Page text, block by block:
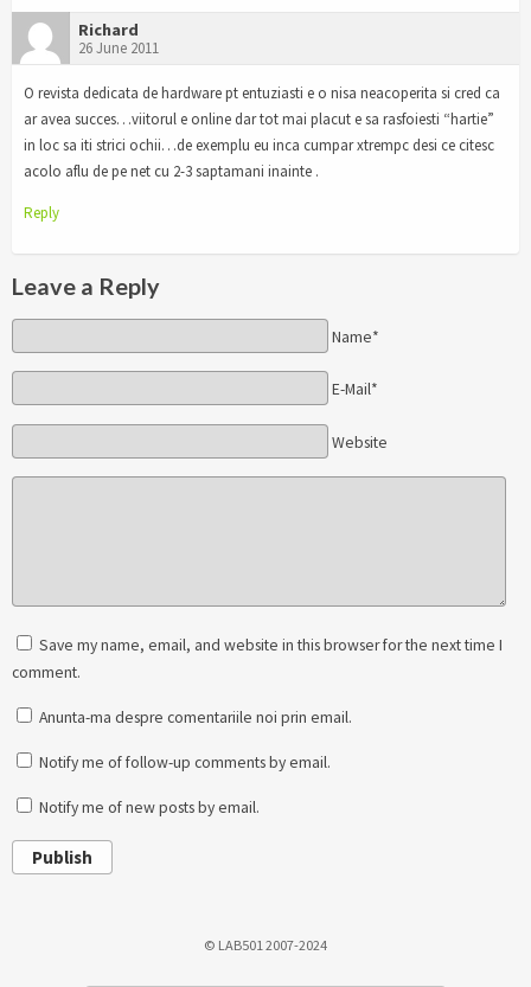
Richard
26 June 2011
O revista dedicata de hardware pt entuziasti e o nisa neacoperita si cred ca
ar avea succes…viitorul e online dar tot mai placut e sa rasfoiesti “hartie”
in loc sa iti strici ochii…de exemplu eu inca cumpar xtrempc desi ce citesc
acolo aflu de pe net cu 2-3 saptamani inainte .
Reply
Leave a Reply
Name*
E-Mail*
Website
Save my name, email, and website in this browser for the next time I
comment.
Anunta-ma despre comentariile noi prin email.
Notify me of follow-up comments by email.
Notify me of new posts by email.
Publish
© LAB501 2007-2024